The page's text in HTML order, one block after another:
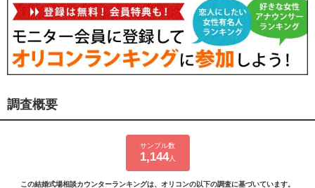
調査概要
サンプル数
1,144人
この結婚式場相談カウンターランキングは、オリコンの以下の調査に基づいています。